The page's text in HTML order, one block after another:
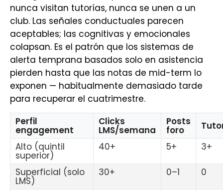
nunca visitan tutorías, nunca se unen a un
club. Las señales conductuales parecen
aceptables; las cognitivas y emocionales
colapsan. Es el patrón que los sistemas de
alerta temprana basados solo en asistencia
pierden hasta que las notas de mid-term lo
exponen — habitualmente demasiado tarde
para recuperar el cuatrimestre.
Perfil
engagement
Clicks
LMS/semana
Posts
foro
Alto (quintil
superior)
40+ 5+ 3+
Superficial (solo
LMS)
30+ 0–1 0